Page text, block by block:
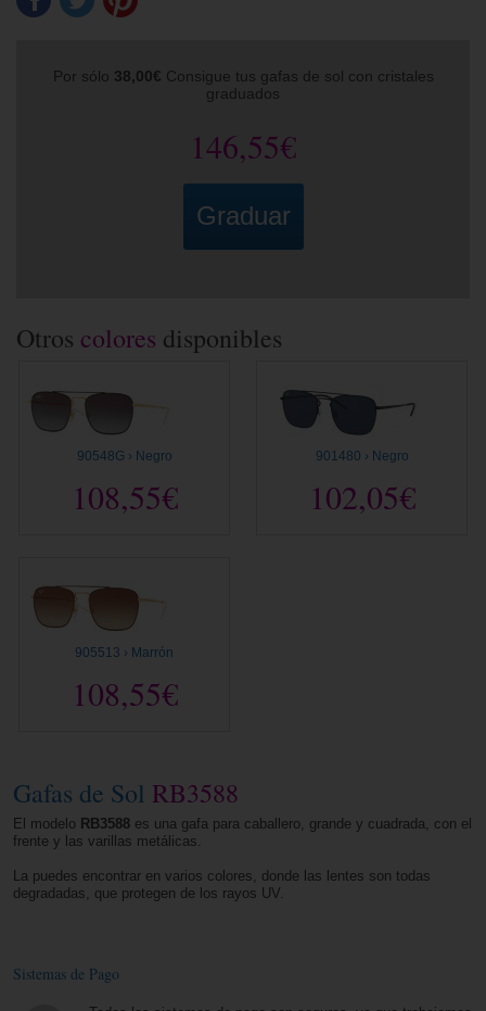
Por sólo 38,00€ Consigue tus gafas de sol con cristales
graduados
146,55€
Graduar
Otros colores disponibles
90548G › Negro
108,55€
901480 › Negro
102,05€
905513 › Marrón
108,55€
Gafas de Sol RB3588
El modelo RB3588 es una gafa para caballero, grande y cuadrada, con el
frente y las varillas metálicas.
La puedes encontrar en varios colores, donde las lentes son todas
degradadas, que protegen de los rayos UV.
Sistemas de Pago